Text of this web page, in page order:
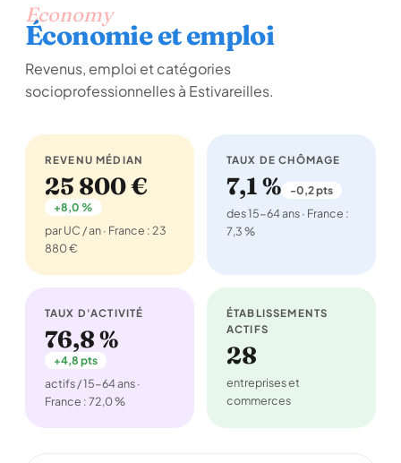
Economy
Économie et emploi
Revenus, emploi et catégories
socioprofessionnelles à Estivareilles.
REVENU MÉDIAN
25 800 €
+8,0 %
par UC / an · France : 23
880 €
TAUX DE CHÔMAGE
7,1 % -0,2 pts
des 15-64 ans · France :
7,3 %
TAUX D'ACTIVITÉ
76,8 %
+4,8 pts
actifs / 15-64 ans ·
France : 72,0 %
ÉTABLISSEMENTS
ACTIFS
28
entreprises et
commerces